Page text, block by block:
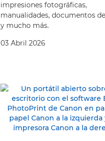
impresiones fotográficas,
manualidades, documentos
y mucho más.
03 Abril 2026